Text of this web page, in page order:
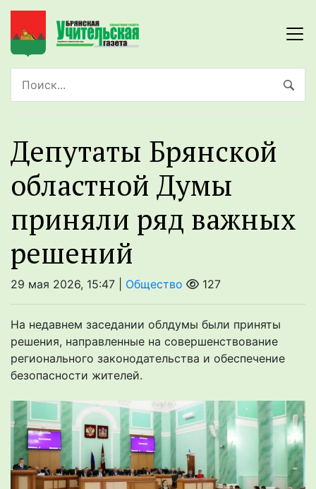
Депутаты Брянской
областной Думы
приняли ряд важных
решений
29 мая 2026, 15:47 | Общество 127
На недавнем заседании облдумы были приняты
решения, направленные на совершенствование
регионального законодательства и обеспечение
безопасности жителей.